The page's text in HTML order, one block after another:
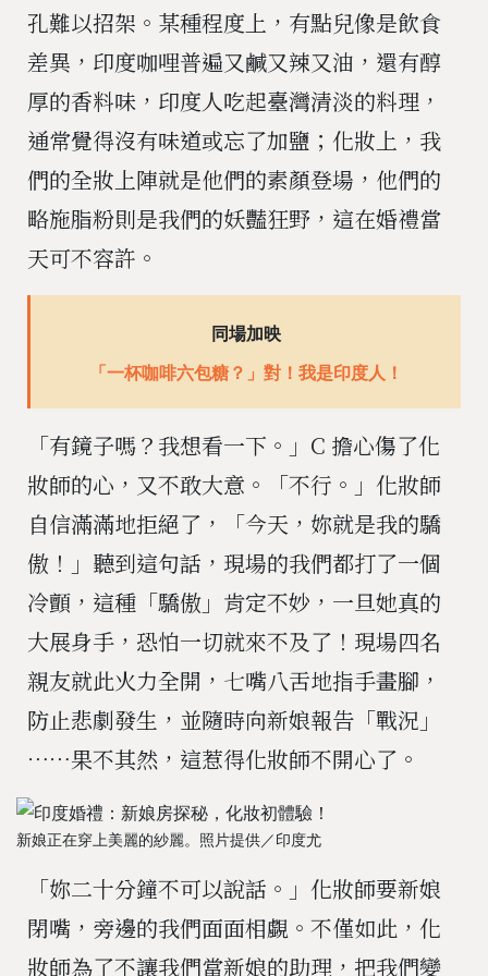
孔難以招架。某種程度上，有點兒像是飲食
差異，印度咖哩普遍又鹹又辣又油，還有醇
厚的香料味，印度人吃起臺灣清淡的料理，
通常覺得沒有味道或忘了加鹽；化妝上，我
們的全妝上陣就是他們的素顏登場，他們的
略施脂粉則是我們的妖豔狂野，這在婚禮當
天可不容許。
同場加映
「一杯咖啡六包糖？」對！我是印度人！
「有鏡子嗎？我想看一下。」C 擔心傷了化
妝師的心，又不敢大意。「不行。」化妝師
自信滿滿地拒絕了，「今天，妳就是我的驕
傲！」聽到這句話，現場的我們都打了一個
冷顫，這種「驕傲」肯定不妙，一旦她真的
大展身手，恐怕一切就來不及了！現場四名
親友就此火力全開，七嘴八舌地指手畫腳，
防止悲劇發生，並隨時向新娘報告「戰況」
⋯⋯果不其然，這惹得化妝師不開心了。
新娘正在穿上美麗的紗麗。照片提供／印度尤
「妳二十分鐘不可以說話。」化妝師要新娘
閉嘴，旁邊的我們面面相覷。不僅如此，化
妝師為了不讓我們當新娘的助理，把我們變